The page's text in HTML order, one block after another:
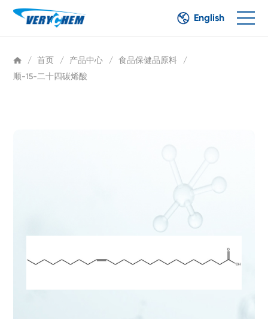
English
/ 首页 / 产品中心 / 食品保健品原料
/
顺-15-二十四碳烯酸